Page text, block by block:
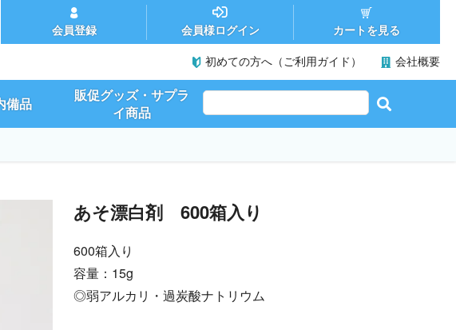
会員登録 会員様ログイン
カートを見る
初めての方へ（ご利用ガイド）
会社概要
備品
販促グッズ・サプラ
イ商品
あそ漂白剤 600箱入り
600箱入り
容量：15g
◎弱アルカリ・過炭酸ナトリウム